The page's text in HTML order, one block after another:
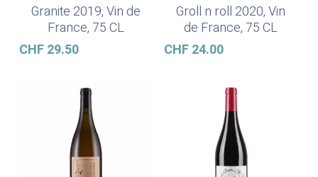
Ajouter Au Panier
Granite 2019, Vin de
France, 75 CL
CHF29.50
Ajouter Au Panier
Groll n roll 2020, Vin
de France, 75 CL
CHF24.00